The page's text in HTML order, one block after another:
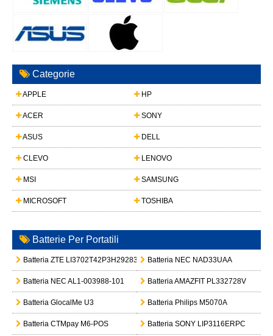
Categorie
APPLE HP
ACER SONY
ASUS DELL
CLEVO LENOVO
MSI SAMSUNG
MICROSOFT TOSHIBA
Batterie Per Portatili
Batteria ZTE LI3702T42P3H292833 Batteria NEC NAD33UAA
Batteria NEC AL1-003988-101 Batteria AMAZFIT PL332728V
Batteria GlocalMe U3 Batteria Philips M5070A
Batteria CTMpay M6-POS Batteria SONY LIP3116ERPC